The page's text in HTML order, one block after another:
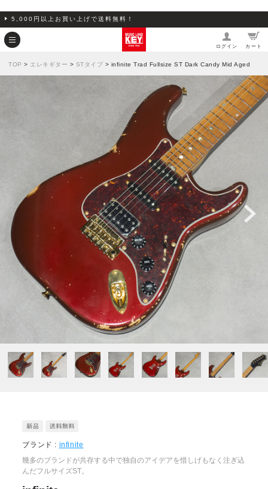
5,000円以上お買い上げで送料無料！
ログイン カート
TOP > エレキギター > STタイプ > infinite Trad Fullsize ST Dark Candy Mid Aged
ブランド : infinite
幾多のブランドが共存する中で独自のアイデアを惜しげもなく注ぎ込
んだフルサイズST。